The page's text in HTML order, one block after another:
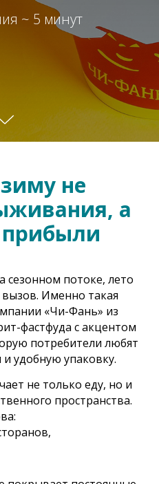
~ 5 минут
не
а
сезонном потоке, лето
Именно такая
«Чи-Фань» из
фастфуда с акцентом
потребители любят
удобную упаковку.
не только еду, но и
пространства.